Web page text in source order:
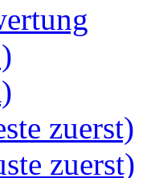
zuerst)
zuerst)